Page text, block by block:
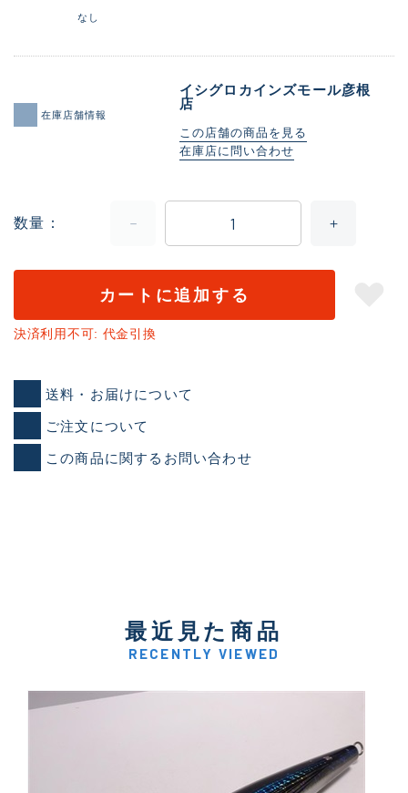
なし
在庫店舗情報
イシグロカインズモール彦根
店
この店舗の商品を見る
在庫店に問い合わせ
数量
カートに追加する
決済利用不可: 代金引換
送料・お届けについて
ご注文について
この商品に関するお問い合わせ
最近見た商品
RECENTLY VIEWED